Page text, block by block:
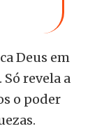
Deus em
revela a
o poder